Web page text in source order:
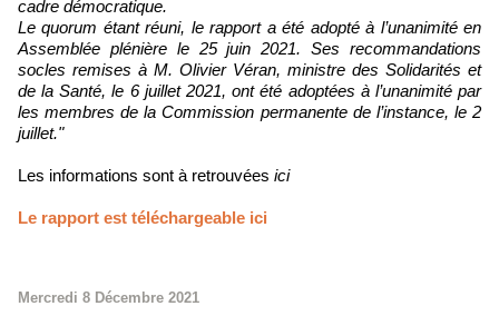
cadre démocratique.
Le quorum étant réuni, le rapport a été adopté à l’unanimité en
Assemblée plénière le 25 juin 2021. Ses recommandations
socles remises à M. Olivier Véran, ministre des Solidarités et
de la Santé, le 6 juillet 2021, ont été adoptées à l’unanimité par
les membres de la Commission permanente de l’instance, le 2
juillet."
Les informations sont à retrouvées ici
Le rapport est téléchargeable ici
Mercredi 8 Décembre 2021